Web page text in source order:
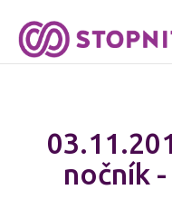
nočník -